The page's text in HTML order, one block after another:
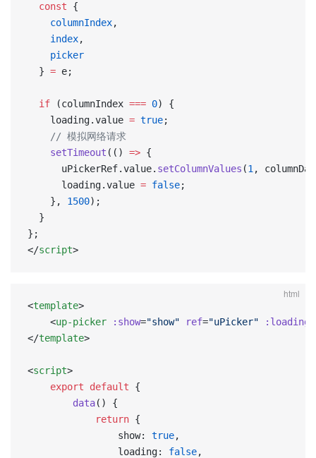
  const
{
    columnIndex
,
    index
,
    picker
  }
= e;
  if
(columnIndex === 0) {
    loading.value
= true;
    // 模拟网络请求
    setTimeout
(() => {
      uPickerRef.value.
setColumnValues (1 ,
      loading.value
= false;
    },
1500);
  }
};
</script>
html
<template>
    <
up-picker :show="show" ref="uPicker" :loading
</template>
<script>
    export
default {
        data
() {
            return
{
                show:
true,
                loading:
false,